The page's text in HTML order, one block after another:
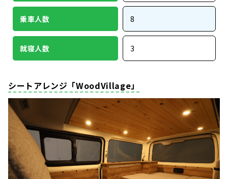
乗車人数 8
就寝人数 3
シートアレンジ「WoodVillage」